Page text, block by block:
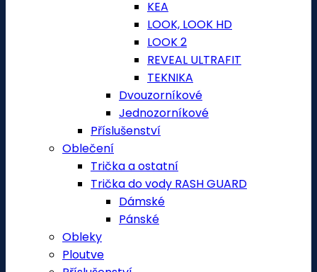
KEA
LOOK, LOOK HD
LOOK 2
REVEAL ULTRAFIT
TEKNIKA
Dvouzorníkové
Jednozorníkové
Příslušenství
Oblečení
Trička a ostatní
Trička do vody RASH GUARD
Dámské
Pánské
Obleky
Ploutve